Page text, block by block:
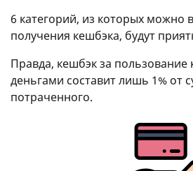
6 категорий, из которых можно
получения кешбэка, будут
Правда, кешбэк за
деньгами составит лишь 1% от
потраченного.